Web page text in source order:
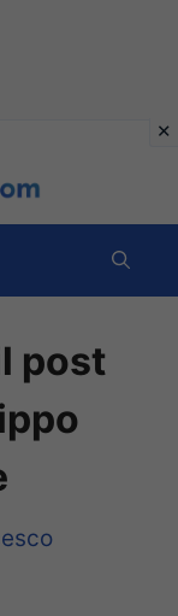
post